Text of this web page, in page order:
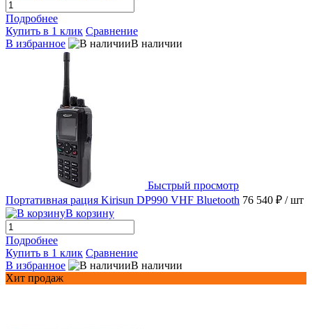
Подробнее
Купить в 1 клик Сравнение
В избранное
В наличии
Быстрый просмотр
Портативная рация Kirisun DP990 VHF Bluetooth 76 540 ₽ / шт
В корзину
Подробнее
Купить в 1 клик Сравнение
В избранное
В наличии
Хит продаж